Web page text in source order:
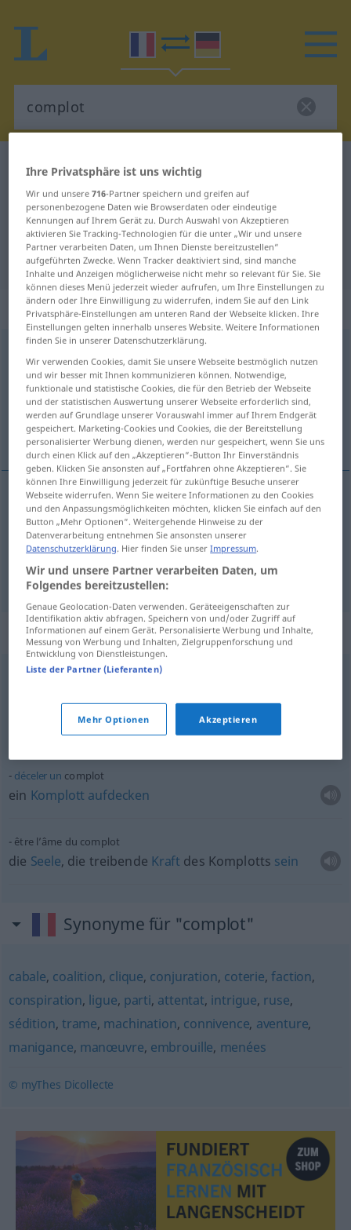
Französisch-Deutsch Wörterbuch
Französisch-Deutsch Übersetzung
für "complot"
"complot" Deutsch Übersetzung
„complot“: masculin
Übersicht aller Übersetzungen
(Für mehr Details die Übersetzung anklicken/antippen)
Komplott, Verschwörung
Komplottn complot
Verschwörungf complot
Beispielsätze für "complot"
sich an einerVerschwörung
beteiligen
Verschwörung
déceler un complot
ein Komplott aufdecken
être l’âme du complot
die Seele, die treibende Kraft des Komplotts sein
Synonyme für "complot"
cabale, coalition, clique, conjuration, coterie,faction,
conspiration, ligue, parti, attentat, intrigue, ruse,
sédition, trame, machination, connivence, aventure,
manigance, manœuvre, embrouille, menées
© myThes Dicollecte
Ihre Privatsphäre ist uns wichtig
Wir und unsere716-Partner speichern und greifen auf
personenbezogene Daten wie Browserdaten oder eindeutige
Kennungen auf Ihrem Gerät zu. Durch Auswahl von Akzeptieren
aktivieren Sie Tracking-Technologien für die unter „Wir und unsere
Partner verarbeiten Daten, um Ihnen Dienste bereitzustellen“
aufgeführten Zwecke. Wenn Tracker deaktiviert sind, sind manche
Inhalte und Anzeigen möglicherweise nicht mehr so relevant für Sie. Sie
können dieses Menü jederzeit wieder aufrufen, um Ihre Einstellungen zu
ändern oder Ihre Einwilligung zu widerrufen, indem Sie auf den Link
Privatsphäre-Einstellungen am unteren Rand der Webseite klicken. Ihre
Einstellungen gelten innerhalb unseres Website. Weitere Informationen
finden Sie in unserer Datenschutzerklärung.
Wir verwenden Cookies, damit Sie unsere Webseite bestmöglich nutzen
und wir besser mit Ihnen kommunizieren können. Notwendige,
funktionale und statistische Cookies, die für den Betrieb der Webseite
und der statistischen Auswertung unserer Webseite erforderlich sind,
werden auf Grundlage unserer Vorauswahl immer auf Ihrem Endgerät
gespeichert. Marketing-Cookies und Cookies, die der Bereitstellung
personalisierter Werbung dienen, werden nur gespeichert, wenn Sie uns
durch einen Klick auf den „Akzeptieren“-Button Ihr Einverständnis
geben. Klicken Sie ansonsten auf „Fortfahren ohne Akzeptieren“. Sie
können Ihre Einwilligung jederzeit für zukünftige Besuche unserer
Webseite widerrufen. Wenn Sie weitere Informationen zu den Cookies
und den Anpassungsmöglichkeiten möchten, klicken Sie einfach auf den
Button „Mehr Optionen“. Weitergehende Hinweise zu der
Datenverarbeitung entnehmen Sie ansonsten unserer
Datenschutzerklärung. Hier finden Sie unserImpressum.
Wir und unsere Partner verarbeiten Daten, um
Folgendes bereitzustellen:
Genaue Geolocation-Daten verwenden. Geräteeigenschaften zur
Identifikation aktiv abfragen. Speichern von und/oder Zugriff auf
Informationen auf einem Gerät. Personalisierte Werbung und Inhalte,
Messung von Werbung und Inhalten, Zielgruppenforschung und
Entwicklung von Dienstleistungen.
Liste der Partner (Lieferanten)
Mehr Optionen Akzeptieren